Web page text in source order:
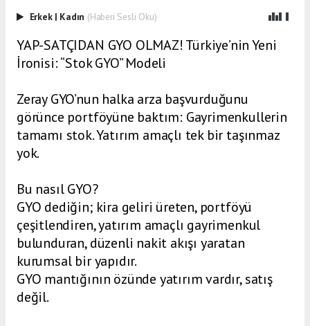
Erkek | Kadın (Haberi Sesli Oku)
YAP-SATÇIDAN GYO OLMAZ! Türkiye’nin Yeni
İronisi: “Stok GYO” Modeli
Zeray GYO’nun halka arza başvurduğunu
görünce portföyüne baktım: Gayrimenkullerin
tamamı stok. Yatırım amaçlı tek bir taşınmaz
yok.
Bu nasıl GYO?
GYO dediğin; kira geliri üreten, portföyü
çeşitlendiren, yatırım amaçlı gayrimenkul
bulunduran, düzenli nakit akışı yaratan
kurumsal bir yapıdır.
GYO mantığının özünde yatırım vardır, satış
değil.